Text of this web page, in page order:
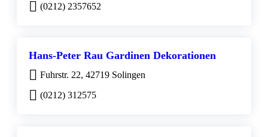
(0212) 2357652
Hans-Peter Rau Gardinen Dekorationen
Fuhrstr. 22, 42719 Solingen
(0212) 312575